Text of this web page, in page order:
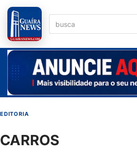
Pular
para
o
conteúdo
EDITORIA
CARROS